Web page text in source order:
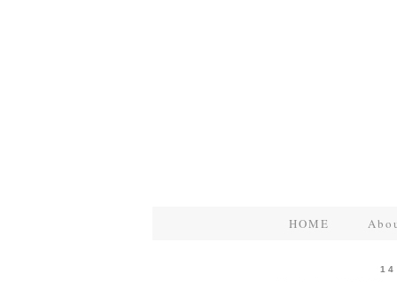
HOME
14